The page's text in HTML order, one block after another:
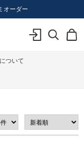
figure experience
オーダー
ついて